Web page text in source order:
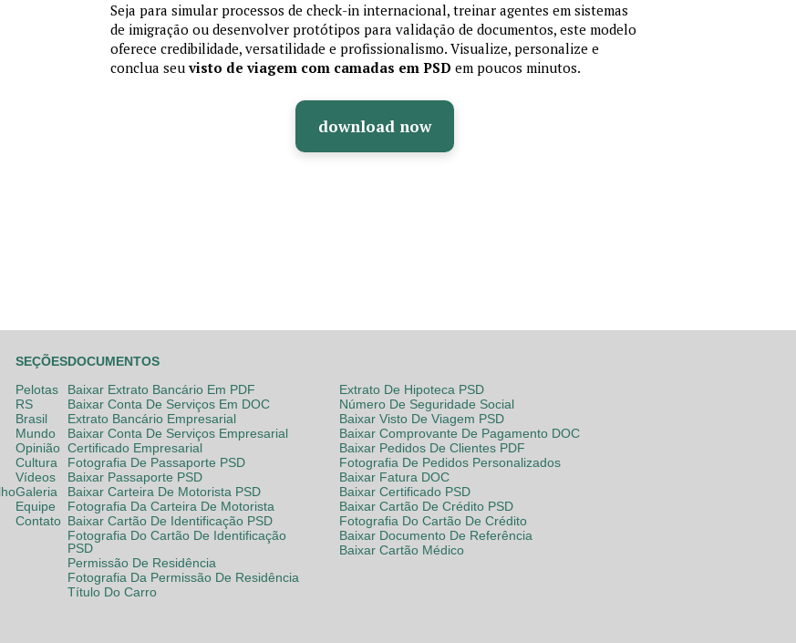
Seja para simular processos de check-in internacional, treinar agentes em sistemas
de imigração ou desenvolver protótipos para validação de documentos, este modelo
oferece credibilidade, versatilidade e profissionalismo. Visualize, personalize e
conclua seuvisto de viagem com camadas em PSD em poucos minutos.
download now
SEÇÕES
Pelotas
RS
Brasil
Mundo
Opinião
Cultura
Vídeos
Galeria
Equipe
Contato
DOCUMENTOS
Baixar Extrato Bancário Em PDF
Baixar Conta De Serviços Em DOC
Extrato Bancário Empresarial
Baixar Conta De Serviços Empresarial
Certificado Empresarial
Fotografia De Passaporte PSD
Baixar Passaporte PSD
Baixar Carteira De Motorista PSD
Fotografia Da Carteira De Motorista
Baixar Cartão De Identificação PSD
Fotografia Do Cartão De Identificação
PSD
Permissão De Residência
Fotografia Da Permissão De Residência
Título Do Carro
Extrato De Hipoteca PSD
Número De Seguridade Social
Baixar Visto De Viagem PSD
Baixar Comprovante De Pagamento DOC
Baixar Pedidos De Clientes PDF
Fotografia De Pedidos Personalizados
Baixar Fatura DOC
Baixar Certificado PSD
Baixar Cartão De Crédito PSD
Fotografia Do Cartão De Crédito
Baixar Documento De Referência
Baixar Cartão Médico